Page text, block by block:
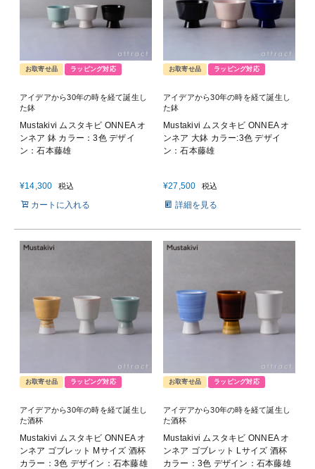
お取寄せ品 ラッピング対応
アイデアから30年の時を経て誕生し
た鉢
Mustakivi ムスタキビ ONNEA オ
ンネア 鉢 カラー：3色 デザイ
ン：石本藤雄
¥14,300 税込
カートに入れる
お取寄せ品 ラッピング対応
アイデアから30年の時を経て誕生し
た鉢
Mustakivi ムスタキビ ONNEA オ
ンネア 大鉢 カラー:3色 デザイ
ン：石本藤雄
¥27,500 税込
詳細を見る
お取寄せ品 ラッピング対応
アイデアから30年の時を経て誕生し
た酒杯
Mustakivi ムスタキビ ONNEA オ
ンネア ゴブレット Mサイズ 酒杯
カラー：3色 デザイン：石本藤雄
お取寄せ品 ラッピング対応
アイデアから30年の時を経て誕生し
た酒杯
Mustakivi ムスタキビ ONNEA オ
ンネア ゴブレット Lサイズ 酒杯
カラー：3色 デザイン：石本藤雄